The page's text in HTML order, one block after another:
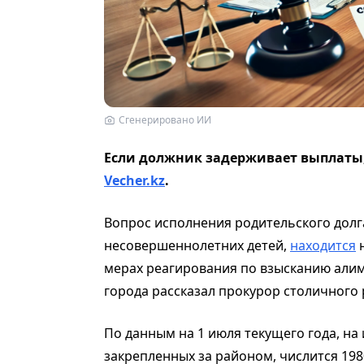
Сгенерировано ИИ
Если должник задерживает
Vecher.kz.
Вопрос исполнения родительского
несовершеннолетних детей, находится
мерах реагирования по взысканию
города рассказал прокурор
По данным на 1 июля текущего года,
закрепленных за районом, числится